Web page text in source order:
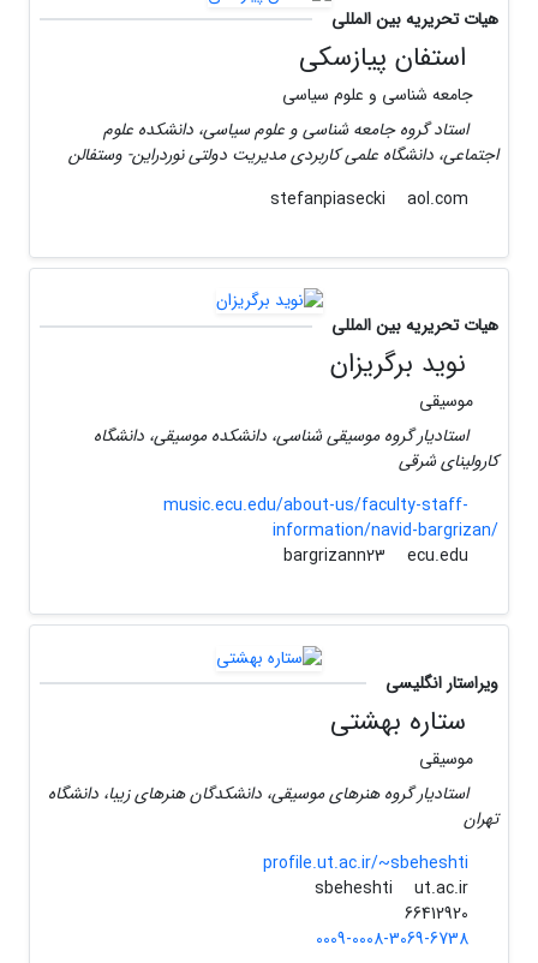
هیات تحریریه بین المللی
استفان پیازسکی
جامعه شناسی و علوم سیاسی
استاد گروه جامعه شناسی و علوم سیاسی، دانشکده علوم
اجتماعی، دانشگاه علمی کاربردی مدیریت دولتی نوردراین- وستفالن
aol.com
هیات تحریریه بین المللی
نوید برگریزان
موسیقی
استادیار گروه موسیقی شناسی، دانشکده موسیقی، دانشگاه
کارولینای شرقی
music.ecu.edu/about-us/faculty-staff-
information/navid-bargrizan/
ecu.edu
ویراستار انگلیسی
ستاره بهشتی
موسیقی
استادیار گروه هنرهای موسیقی، دانشکدگان هنرهای زیبا، دانشگاه
تهران
profile.ut.ac.ir/~sbeheshti
sbeheshti
ut.ac.ir
0009-0008-3069-6738